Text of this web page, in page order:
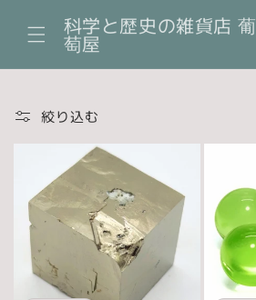
ンツに
進む
科学と歴史の雑貨店 葡
萄屋
絞り込む